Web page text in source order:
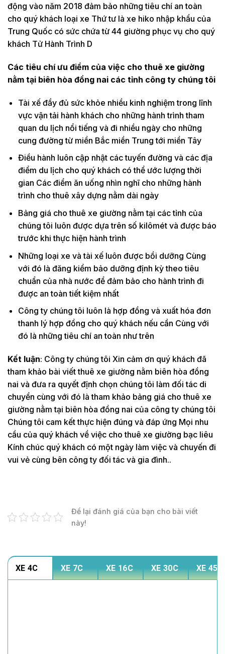
động vào năm 2018 đảm bảo những tiêu chí an toàn
cho quý khách loại xe Thứ tư là xe hiko nhập khẩu của
Trung Quốc có sức chứa từ 44 giường phục vụ cho quý
khách Tử Hành Trình D
Các tiêu chí ưu điểm của việc cho thuê xe giường
nằm tại biên hòa đồng nai các tỉnh công ty chúng tôi
Tài xế đầy đủ sức khỏe nhiều kinh nghiệm trong lĩnh
vực vận tải hành khách cho những hành trình tham
quan du lịch nổi tiếng và đi nhiều ngày cho những
cung đường từ miền Bắc miền Trung tới miền Tây
Điều hành luôn cập nhật các tuyến đường và các địa
điểm du lịch cho quý khách có thể ước lượng thời
gian Các điểm ăn uống nhìn nghĩ cho những hành
trình cho thuê xây dựng nằm dài ngày
Bảng giá cho thuê xe giường nằm tại các tỉnh của
chúng tôi luôn được dựa trên số kilômét và được báo
trước khi thực hiện hành trình
Những loại xe và tài xế luôn được bồi dưỡng Cùng
với đó là đăng kiểm bảo dưỡng định kỳ theo tiêu
chuẩn của nhà nước để đảm bảo cho hành trình đi
được an toàn tiết kiệm nhất
Công ty chúng tôi luôn là hợp đồng và xuất hóa đơn
thanh lý hợp đồng cho quý khách nếu cần Cùng với
đó là những tiêu chí an toàn như trên
Kết luận: Công ty chúng tôi Xin cảm ơn quý khách đã
tham khảo bài viết thuê xe giường nằm biên hòa đồng
nai và đưa ra quyết định chọn chúng tôi làm đối tác di
chuyển cùng với đó là tham khảo bảng giá cho thuê xe
giường nằm tại biên hòa đồng nai của công ty chúng tôi
Chúng tôi cam kết thực hiện đúng và đáp ứng Mọi nhu
cầu của quý khách về việc cho thuê xe giường bạc liêu
Kính chúc quý khách có một ngày làm việc và chuyến đi
vui vẻ cùng bên công ty đối tác và gia đình..
Để lại đánh giá của bạn cho bài viết
này!
XE 4C XE 7C XE 16C XE 30C XE 45C